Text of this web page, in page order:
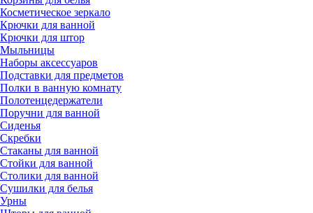
Косметическое зеркало
Крючки для ванной
Крючки для штор
Мыльницы
Наборы аксессуаров
Подставки для предметов
Полки в ванную комнату
Полотенцедержатели
Поручни для ванной
Сиденья
Скребки
Стаканы для ванной
Стойки для ванной
Столики для ванной
Сушилки для белья
Урны